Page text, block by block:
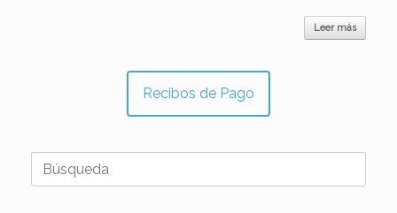
Leer más
Recibos de Pago
Buscar: